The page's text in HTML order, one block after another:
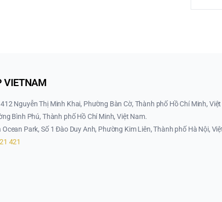
VIETNAM
Nguyễn Thị Minh Khai, Phường Bàn Cờ, Thành phố Hồ Chí Minh,
Bình Phú, Thành phố Hồ Chí Minh, Việt Nam.
Ocean Park, Số 1 Đào Duy Anh, Phường Kim Liên, Thành phố Hà Nội,
421